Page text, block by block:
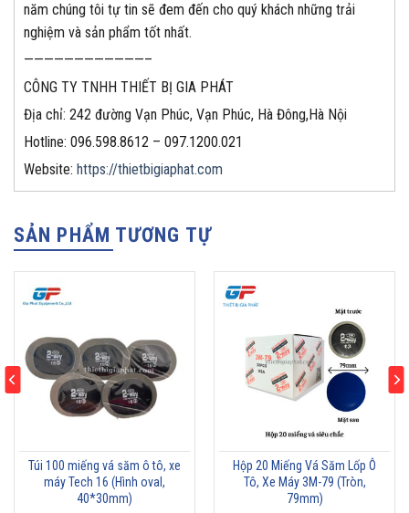
năm chúng tôi tự tin sẽ đem đến cho quý khách những trải
nghiệm và sản phẩm tốt nhất.
————————————–
CÔNG TY TNHH THIẾT BỊ GIA PHÁT
Địa chỉ: 242 đường Vạn Phúc, Vạn Phúc, Hà Đông,Hà Nội
Hotline: 096.598.8612 – 097.1200.021
Website: https://thietbigiaphat.com
SẢN PHẨM TƯƠNG TỰ
Túi 100 miếng vá săm ô tô, xe
máy Tech 16 (Hình oval,
40*30mm)
Hộp 20 Miếng Vá Săm Lốp Ô
Tô, Xe Máy 3M-79 (Tròn,
79mm)